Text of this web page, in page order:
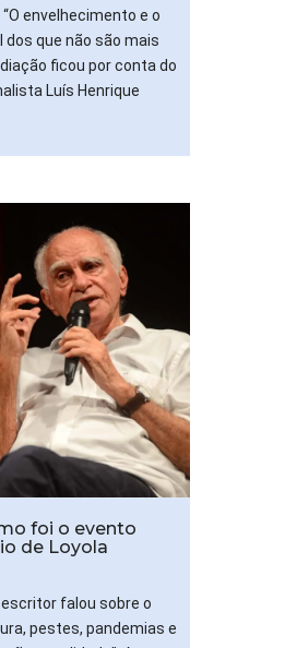
envelhecimento e o
dos que não são mais
ficou por conta do
Luís Henrique
foi o evento
de Loyola
falou sobre o
pestes, pandemias e